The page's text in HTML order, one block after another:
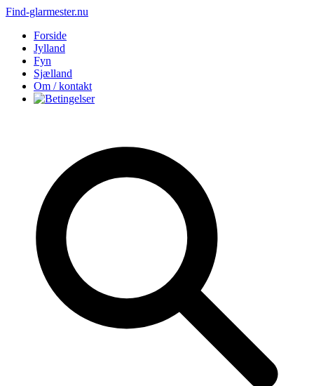
Find-glarmester.nu
Forside
Jylland
Fyn
Sjælland
Om / kontakt